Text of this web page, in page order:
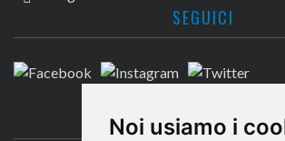
Noi usiamo i
SEGUICI
CONTATTACI